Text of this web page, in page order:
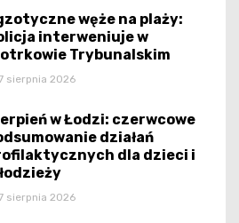
węże na plaży:
interweniuje w
Trybunalskim
sierpnia 2026
w Łodzi: czerwcowe
działań
dla dzieci i
sierpnia 2026